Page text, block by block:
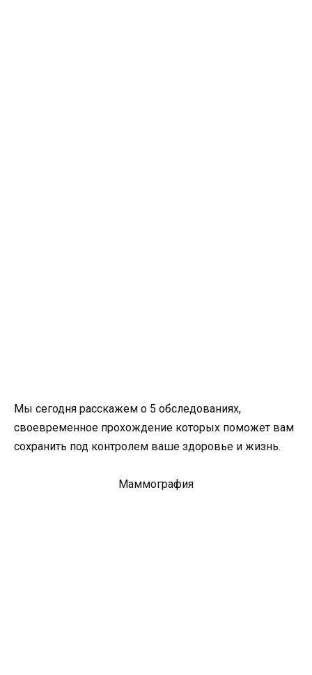
Мы сегодня расскажем о 5 обследованиях,
своевременное прохождение которых поможет вам
сохранить под контролем ваше здоровье и жизнь.
Маммография